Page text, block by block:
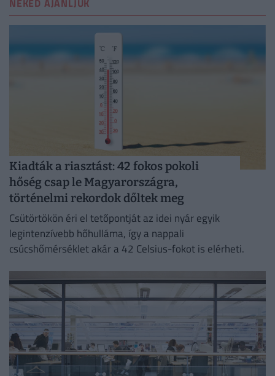
NEKED AJÁNLJUK
Kiadták a riasztást: 42 fokos pokoli
hőség csap le Magyarországra,
történelmi rekordok dőltek meg
Csütörtökön éri el tetőpontját az idei nyár egyik
legintenzívebb hőhulláma, így a nappali
csúcshőmérséklet akár a 42 Celsius-fokot is elérheti.